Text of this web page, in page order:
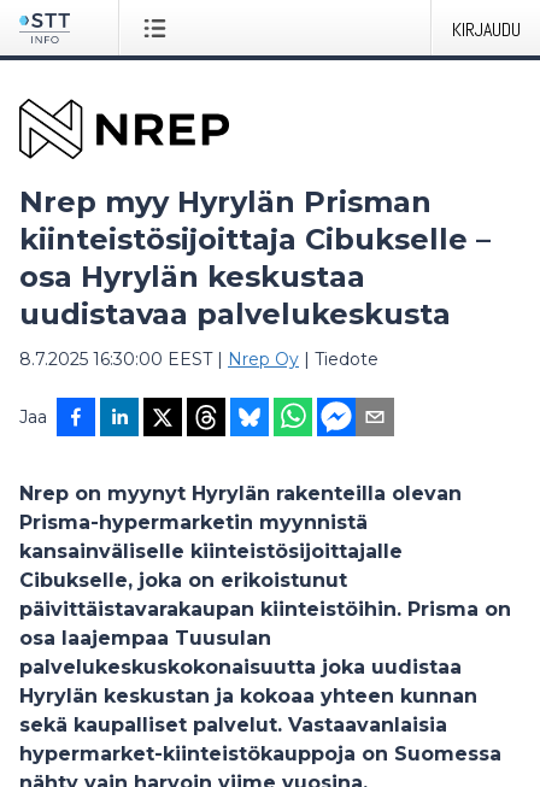
KIRJAUDU
Nrep myy Hyrylän Prisman
kiinteistösijoittaja Cibukselle –
osa Hyrylän keskustaa
uudistavaa palvelukeskusta
8.7.2025 16:30:00 EEST| Nrep Oy | Tiedote
Jaa
Nrep on myynyt Hyrylän rakenteilla olevan
Prisma-hypermarketin myynnistä
kansainväliselle kiinteistösijoittajalle
Cibukselle, joka on erikoistunut
päivittäistavarakaupan kiinteistöihin. Prisma on
osa laajempaa Tuusulan
palvelukeskuskokonaisuutta joka uudistaa
Hyrylän keskustan ja kokoaa yhteen kunnan
sekä kaupalliset palvelut. Vastaavanlaisia
hypermarket-kiinteistökauppoja on Suomessa